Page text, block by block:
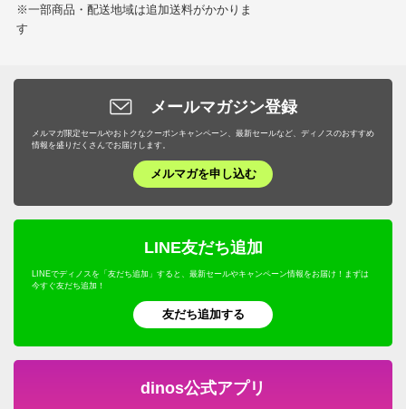
※一部商品・配送地域は追加送料がかかりま
す
メールマガジン登録
メルマガ限定セールやおトクなクーポンキャンペーン、最新セールなど、ディノスのおすすめ
情報を盛りだくさんでお届けします。
メルマガを申し込む
LINE友だち追加
LINEでディノスを「友だち追加」すると、最新セールやキャンペーン情報をお届け！まずは
今すぐ友だち追加！
友だち追加する
dinos公式アプリ